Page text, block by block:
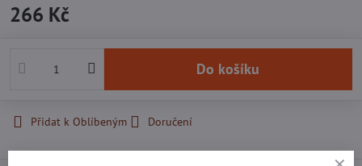
266 Kč
Do košíku
Přidat k Oblíbeným Doručení